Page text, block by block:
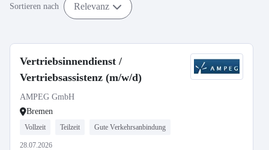
Sortieren nach Relevanz
Vertriebsinnendienst /
Vertriebsassistenz (m/w/d)
AMPEG GmbH
Bremen
Vollzeit Teilzeit Gute Verkehrsanbindung
28.07.2026